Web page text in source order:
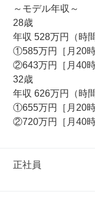
～モデル年収～
28歳
年収 528万円（時
①585万円［月20時
②643万円［月40時
32歳
年収 626万円（時
①655万円［月20時
②720万円［月40時
正社員